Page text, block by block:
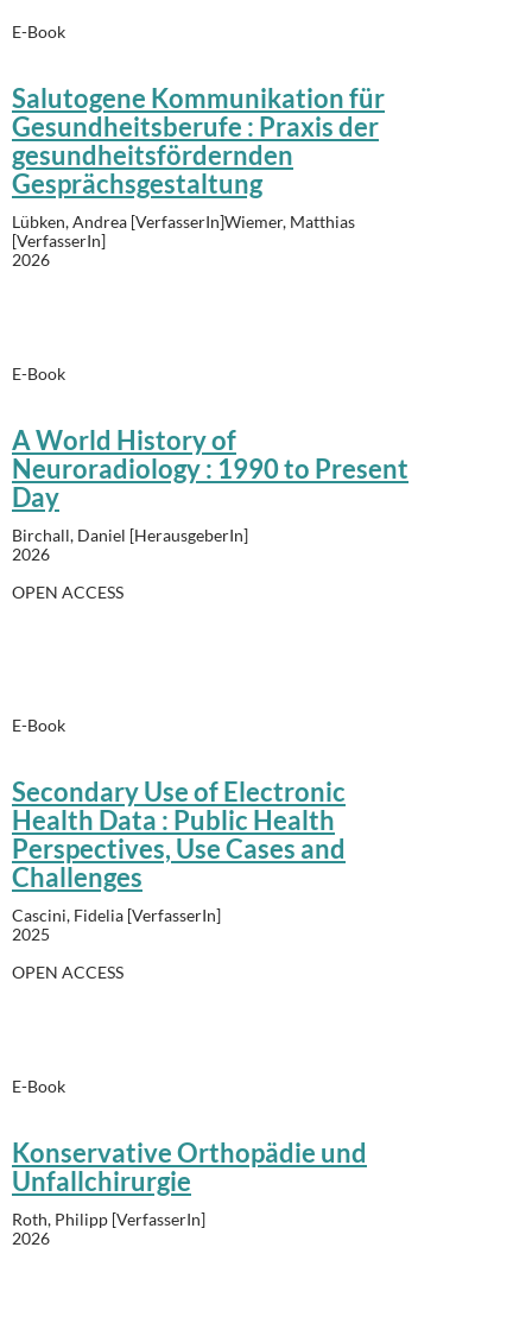
E-Book
Salutogene Kommunikation für
Gesundheitsberufe : Praxis der
gesundheitsfördernden
Gesprächsgestaltung
Lübken, Andrea [VerfasserIn]Wiemer, Matthias
[VerfasserIn]
2026
E-Book
A World History of
Neuroradiology : 1990 to Present
Day
Birchall, Daniel [HerausgeberIn]
2026
OPEN ACCESS
E-Book
Secondary Use of Electronic
Health Data : Public Health
Perspectives, Use Cases and
Challenges
Cascini, Fidelia [VerfasserIn]
2025
OPEN ACCESS
E-Book
Konservative Orthopädie und
Unfallchirurgie
Roth, Philipp [VerfasserIn]
2026